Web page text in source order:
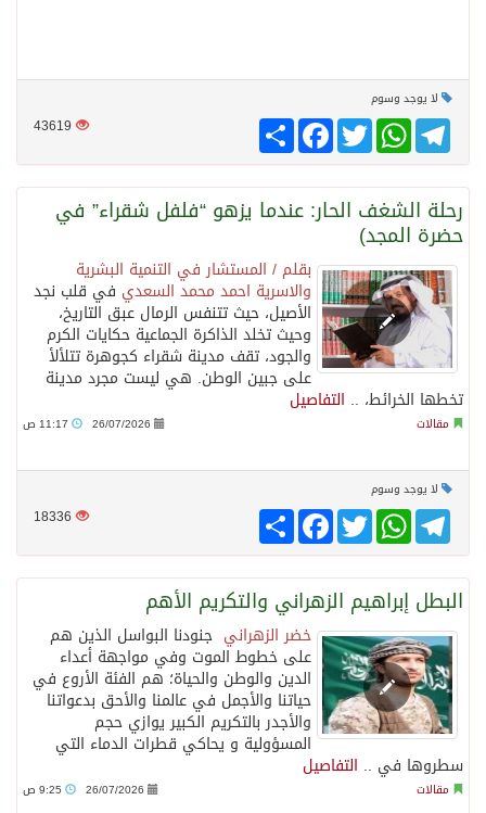
لا يوجد وسوم
43619 انشر
FacebookTwitter
WhatsAppTelegram
رحلة الشغف الحار: عندما يزهو “فلفل شقراء” في
حضرة المجد)
بقلم / المستشار في التنمية البشرية
والاسرية احمد محمد السعدي في قلب نجد
الأصيل، حيث تتنفس الرمال عبق التاريخ،
وحيث تخلد الذاكرة الجماعية حكايات الكرم
والجود، تقف مدينة شقراء كجوهرة تتلألأ
على جبين الوطن. هي ليست مجرد مدينة
تخطها الخرائط، .. التفاصيل
مقالات 26/07/2026
لا يوجد وسوم
18336 انشر
FacebookTwitter
WhatsAppTelegram
البطل إبراهيم الزهراني والتكريم الأهم
خضر الزهراني جنودنا البواسل الذين هم
على خطوط الموت وفي مواجهة أعداء
الدين والوطن والحياة؛ هم الفئة الأروع في
حياتنا والأجمل في عالمنا والأحق بدعواتنا
والأجدر بالتكريم الكبير يوازي حجم
المسؤولية و يحاكي قطرات الدماء التي
سطروها في .. التفاصيل
مقالات 26/07/2026